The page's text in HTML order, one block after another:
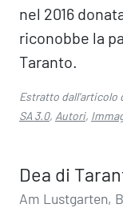
nel 2016
riconobbe la
Taranto.
Estratto dall'articolo
SA 3.0, Autori,
Dea di
Am Lustgarten,